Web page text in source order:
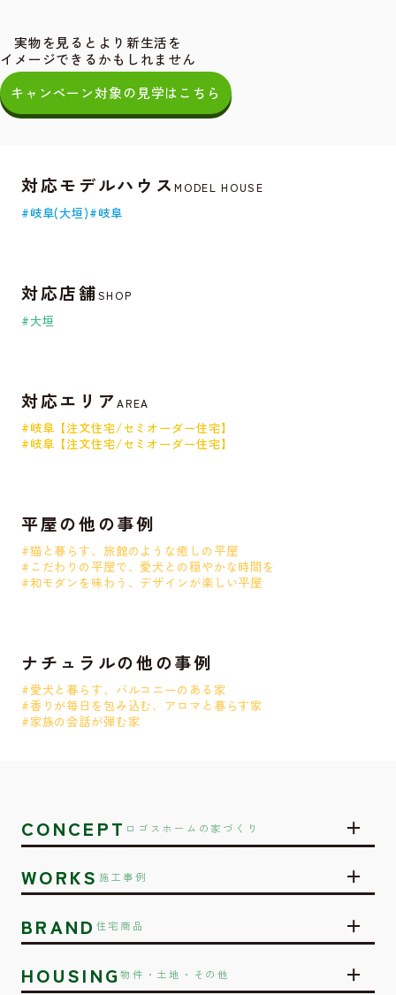
実物を見るとより新生活を
イメージできるかもしれません
キャンペーン対象の見学はこちら
対応モデルハウスMODEL HOUSE
#岐阜(大垣)#岐阜
対応店舗SHOP
#大垣
対応エリアAREA
#岐阜【注文住宅/セミオーダー住宅】
#岐阜【注文住宅/セミオーダー住宅】
平屋の他の事例
#猫と暮らす、旅館のような癒しの平屋
#こだわりの平屋で、愛犬との穏やかな時間を
#和モダンを味わう、デザインが楽しい平屋
ナチュラルの他の事例
#愛犬と暮らす、バルコニーのある家
#香りが毎日を包み込む、アロマと暮らす家
#家族の会話が弾む家
CONCEPT ロゴスホームの家づくり
WORKS 施工事例
BRAND 住宅商品
HOUSING物件・土地・その他